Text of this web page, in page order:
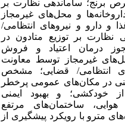
برنج؛ ساماندهی نظارت بر
و محل‌های غیرمجاز
و دارو و نیروهای انتظامی/
نظارت بر توزیع متادون در
درمان اعتیاد و فروش
غیرمجاز توسط معاونت
انتظامی/ قضایی؛ مشخص
در مکان‌های عمومی پرخطر
خودکشی؛ و بهبود ایمنی
هوایی، ساختمان‌های مرتفع
مترو با رویکرد پیشگیری از